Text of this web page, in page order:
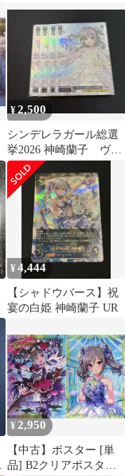
子 シャドウバースエボ
ルヴ LG
¥2,500
シンデレラガール総選
挙2026 神崎蘭子 ヴァ
イス
¥4,444
【シャドウバース】祝
宴の白姫 神崎蘭子 UR
¥ 2,950
【中古】ポスター [単
品] B2クリアポスター2